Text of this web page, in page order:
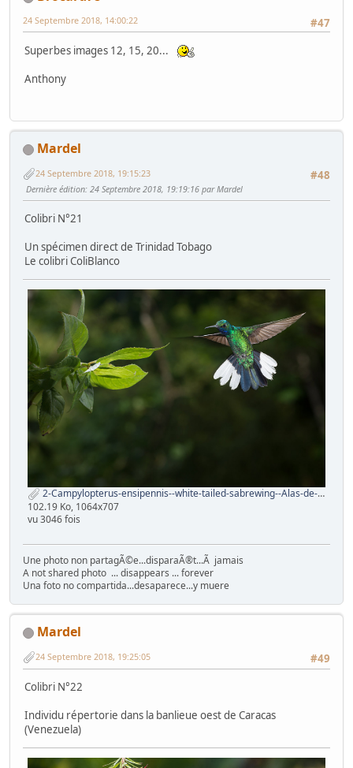
#47
24 Septembre 2018, 14:00:22
Superbes images 12, 15, 20...
Anthony
Mardel
#48
24 Septembre 2018, 19:15:23
Dernière édition: 24 Septembre 2018, 19:19:16 par Mardel
Colibri N°21
Un spécimen direct de Trinidad Tobago
Le colibri ColiBlanco
2-Campylopterus-ensipennis--white-tailed-sabrewing--Alas-de-sable-verde-,colibrÃ­-coliblanco,--ala-de-sable-de-cola-blanca-(4).jpg
102.19 Ko, 1064x707
vu 3046 fois
Une photo non partagÃ©e...disparaÃ®t...Ã jamais
A not shared photo ... disappears ... forever
Una foto no compartida...desaparece...y muere
Mardel
#49
24 Septembre 2018, 19:25:05
Colibri N°22
Individu répertorie dans la banlieue oest de Caracas
(Venezuela)